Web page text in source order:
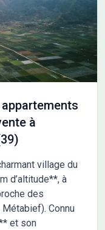
à
village du
d’altitude**, à
des
Connu
et son